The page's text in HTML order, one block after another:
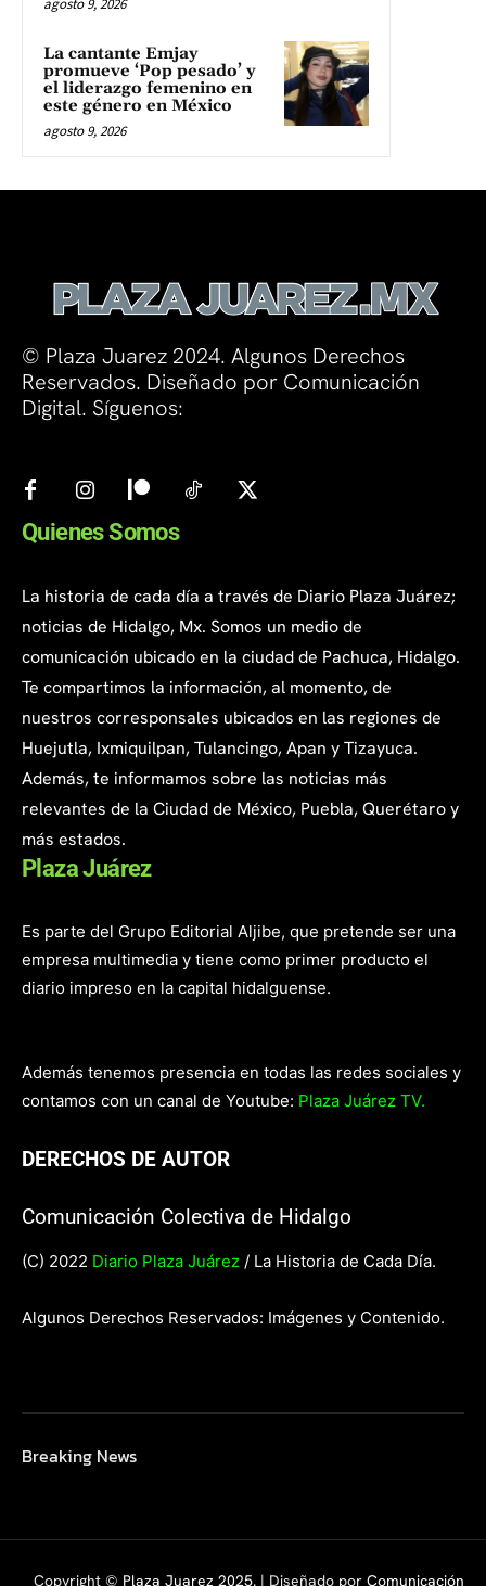
La cantante Emjay
promueve ‘Pop pesado’ y
el liderazgo femenino en
este género en México
agosto 9, 2026
© Plaza Juarez 2024. Algunos Derechos
Reservados. Diseñado por Comunicación
Digital. Síguenos:
Quienes Somos
La historia de cada día a través de Diario Plaza Juárez;
noticias de Hidalgo, Mx. Somos un medio de
comunicación ubicado en la ciudad de Pachuca, Hidalgo.
Te compartimos la información, al momento, de
nuestros corresponsales ubicados en las regiones de
Huejutla, Ixmiquilpan, Tulancingo, Apan y Tizayuca.
Además, te informamos sobre las noticias más
relevantes de la Ciudad de México, Puebla, Querétaro y
más estados.
Plaza Juárez
Es parte del Grupo Editorial Aljibe, que pretende ser una
empresa multimedia y tiene como primer producto el
diario impreso en la capital hidalguense.
Además tenemos presencia en todas las redes sociales y
contamos con un canal de Youtube: Plaza Juárez TV.
DERECHOS DE AUTOR
Comunicación Colectiva de Hidalgo
(C) 2022 Diario Plaza Juárez / La Historia de Cada Día.
Algunos Derechos Reservados: Imágenes y Contenido.
Breaking News
Copyright © Plaza Juarez 2025. | Diseñado por Comunicación